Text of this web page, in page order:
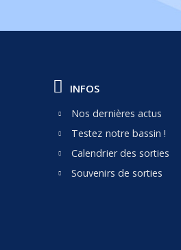
INFOS
Nos dernières actus
Testez notre bassin !
Calendrier des sorties
Souvenirs de sorties